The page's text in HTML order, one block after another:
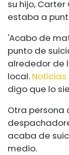
su hijo, Carter
estaba a
'Acabo de
punto de
alrededor de
local.
digo que lo
Otra persona
acaba de
medio.